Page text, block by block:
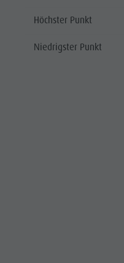
Höchster Punkt
Niedrigster Punkt